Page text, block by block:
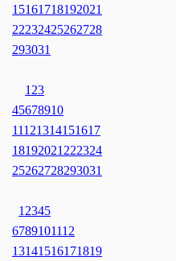
15161718192021
22232425262728
293031
1 23
45678910
11121314151617
18192021 222324
25262728293031
1 2345
6789101112
13141516171819